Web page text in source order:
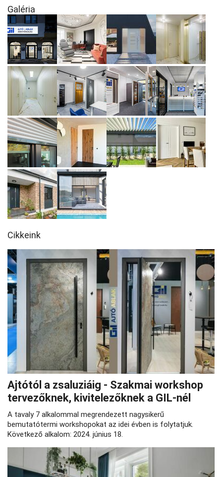
Galéria
Cikkeink
Ajtótól a zsaluziáig - Szakmai workshop
tervezőknek, kivitelezőknek a GIL-nél
A tavaly 7 alkalommal megrendezett nagysikerű
bemutatótermi workshopokat az idei évben is folytatjuk.
Következő alkalom: 2024. június 18.